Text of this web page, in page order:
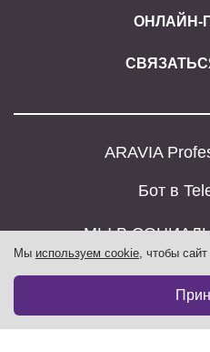
ОНЛАЙН-
ARAVIA
Бот в
МЫ В
Мы используем cookie, чтобы
508₽